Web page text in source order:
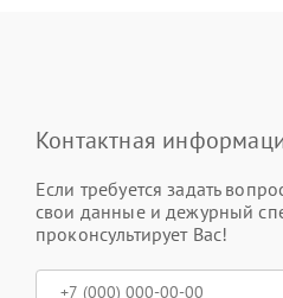
Контактная
Если требуется задать
свои данные и дежурный
проконсультирует Вас!